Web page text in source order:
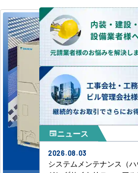
newspaperニュース
2026.08.03
システムメンテナンス（ハ